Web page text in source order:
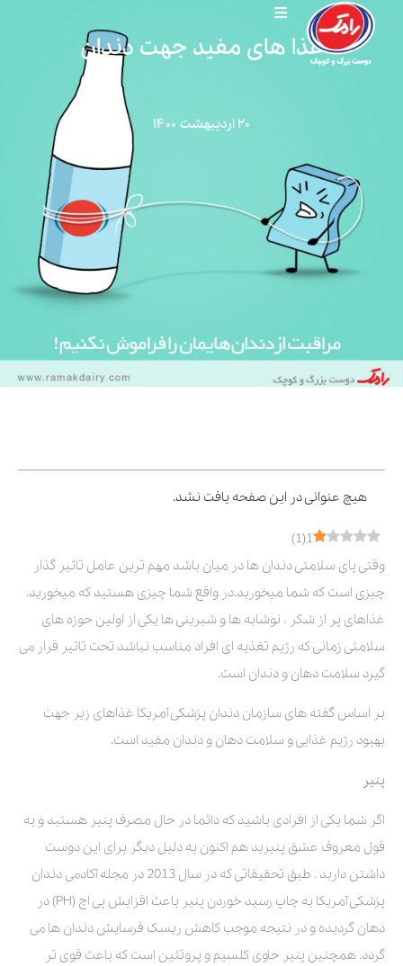
غذا های مفید جهت دندان
۲۰ اردیبهشت ۱۴۰۰
هیچ عنوانی در این صفحه یافت نشد.
1
(
1
)
وقتی پای سلامتی دندان ها در میان باشد مهم ترین عامل تاثیر گذار
چیزی است که شما میخورید.در واقع شما چیزی هستید که میخورید.
غذاهای پر از شکر ، نوشابه ها و شیرینی ها یکی از اولین حوزه های
سلامتی زمانی که رژیم تغذیه ای افراد مناسب نباشد تحت تاثیر قرار می
گیرد سلامت دهان و دندان است.
بر اساس گفته های سازمان دندان پزشکی آمریکا غذاهای زیر جهت
بهبود رژیم غذایی و سلامت دهان و دندان مفید است.
پنیر
اگر شما یکی از افرادی باشید که دائما در حال مصرف پنیر هستید و به
قول معروف عشق پنیرید هم اکنون یه دلیل دیگر برای این دوست
داشتن دارید . طبق تحقیقاتی که در سال 2013 در مجله آکادمی دندان
پزشکی آمریکا به چاپ رسید خوردن پنیر باعث افزایش پی اچ (PH) در
دهان گردیده و در نتیجه موجب کاهش ریسک فرسایش دندان ها می
گردد. همچنین پنیر حاوی کلسیم و پروتئین است که باعث قوی تر